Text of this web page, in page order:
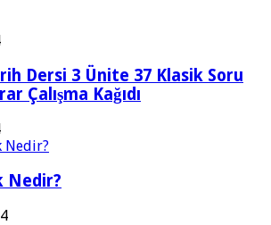
Dersi 3 Ünite 37 Klasik Soru
Çalışma Kağıdı
Nedir?